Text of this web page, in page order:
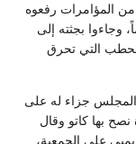
من المؤامرات رفعوه
وجاءوا بجثته إلى
التي تحرق
المجلس جزاء له على
بها كاتو وقال
على الجمعية،